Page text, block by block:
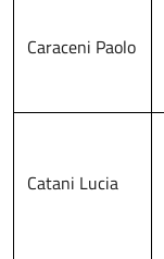
Caraceni Paolo
Catani Lucia